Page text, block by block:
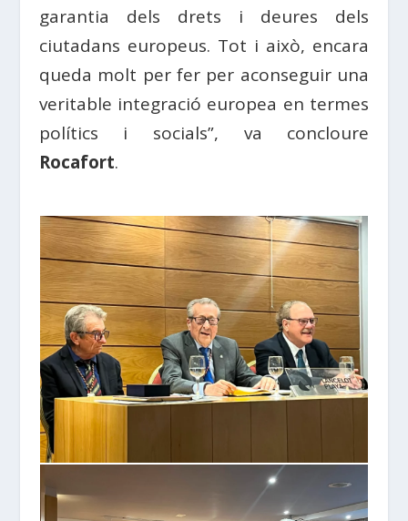
garantia dels drets i deures dels
ciutadans europeus. Tot i això, encara
queda molt per fer per aconseguir una
veritable integració europea en termes
polítics i socials”, va concloure
Rocafort.